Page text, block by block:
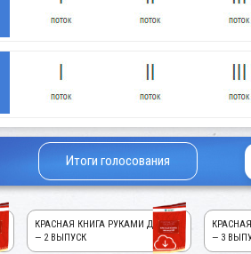
Итоги голосования
КРАСНАЯ КНИГА РУКАМИ ДЕТЕЙ!
— 2 ВЫПУСК
— 3